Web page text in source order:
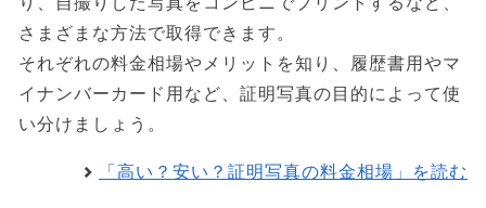
さまざまな方法で取得できます。
それぞれの料金相場やメリットを知り、履歴書用やマ
イナンバーカード用など、証明写真の目的によって使
い分けましょう。
「高い？安い？証明写真の料金相場」を読む